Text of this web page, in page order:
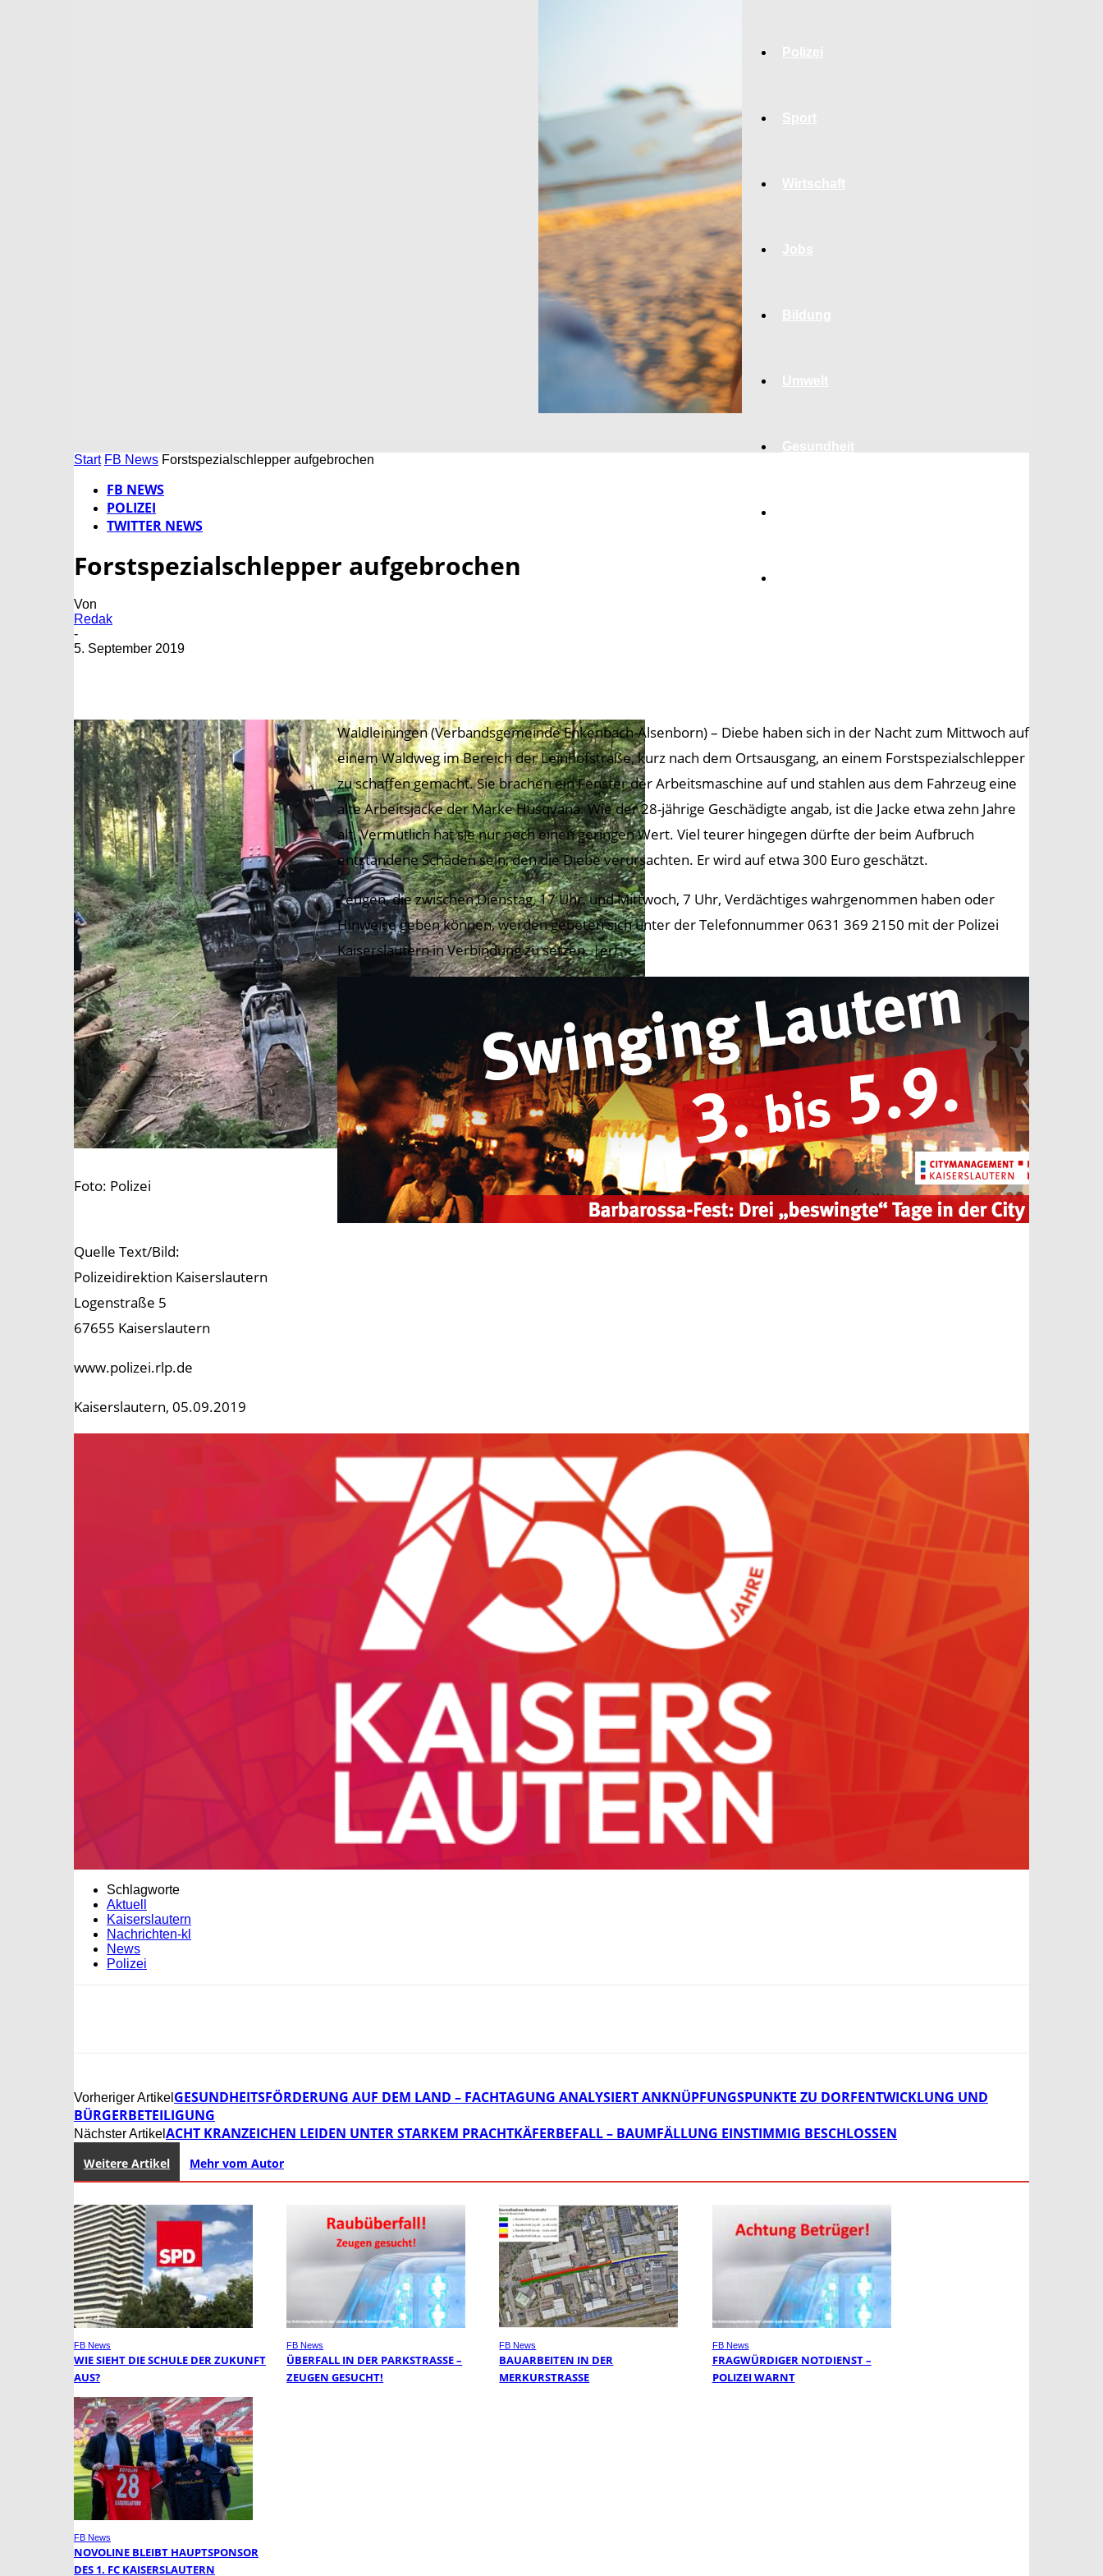
Gesundheit
Start FB News Forstspezialschlepper aufgebrochen
FB NEWS
POLIZEI
TWITTER NEWS
Forstspezialschlepper aufgebrochen
Von
Redak
-
5. September 2019
Foto: Polizei
Waldleiningen (Verbandsgemeinde Enkenbach-Alsenborn) – Diebe haben sich in der Nacht zum Mittwoch auf
einem Waldweg im Bereich der Leinhofstraße, kurz nach dem Ortsausgang, an einem Forstspezialschlepper
zu schaffen gemacht. Sie brachen ein Fenster der Arbeitsmaschine auf und stahlen aus dem Fahrzeug eine
alte Arbeitsjacke der Marke Husqvana. Wie der 28-jährige Geschädigte angab, ist die Jacke etwa zehn Jahre
alt. Vermutlich hat sie nur noch einen geringen Wert. Viel teurer hingegen dürfte der beim Aufbruch
entstandene Schaden sein, den die Diebe verursachten. Er wird auf etwa 300 Euro geschätzt.
Zeugen, die zwischen Dienstag, 17 Uhr, und Mittwoch, 7 Uhr, Verdächtiges wahrgenommen haben oder
Hinweise geben können, werden gebeten sich unter der Telefonnummer 0631 369 2150 mit der Polizei
Kaiserslautern in Verbindung zu setzen. |erf
Quelle Text/Bild:
Polizeidirektion Kaiserslautern
Logenstraße 5
67655 Kaiserslautern
www.polizei.rlp.de
Kaiserslautern, 05.09.2019
Schlagworte
Aktuell
Kaiserslautern
Nachrichten-kl
News
Polizei
Vorheriger Artikel GESUNDHEITSFÖRDERUNG AUF DEM LAND – FACHTAGUNG ANALYSIERT ANKNÜPFUNGSPUNKTE ZU DORFENTWICKLUNG UND
BÜRGERBETEILIGUNG
Nächster Artikel ACHT KRANZEICHEN LEIDEN UNTER STARKEM PRACHTKÄFERBEFALL – BAUMFÄLLUNG EINSTIMMIG BESCHLOSSEN
Weitere Artikel Mehr vom Autor
FB News
WIE SIEHT DIE SCHULE DER ZUKUNFT
AUS?
FB News
ÜBERFALL IN DER PARKSTRASSE – Z
EUGEN GESUCHT!
FB News
BAUARBEITEN IN DER
MERKURSTRASSE
FB News
FRAGWÜRDIGER NOTDIENST –
POLIZEI WARNT
FB News
NOVOLINE BLEIBT HAUPTSPONSOR
DES 1. FC KAISERSLAUTERN